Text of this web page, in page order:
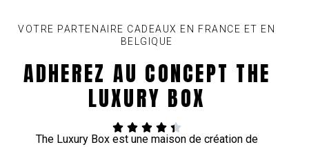
VOTRE PARTENAIRE CADEAUX EN FRANCE ET EN
BELGIQUE
ADHEREZ AU CONCEPT THE
LUXURY BOX
    
The Luxury Box est une maison de création de